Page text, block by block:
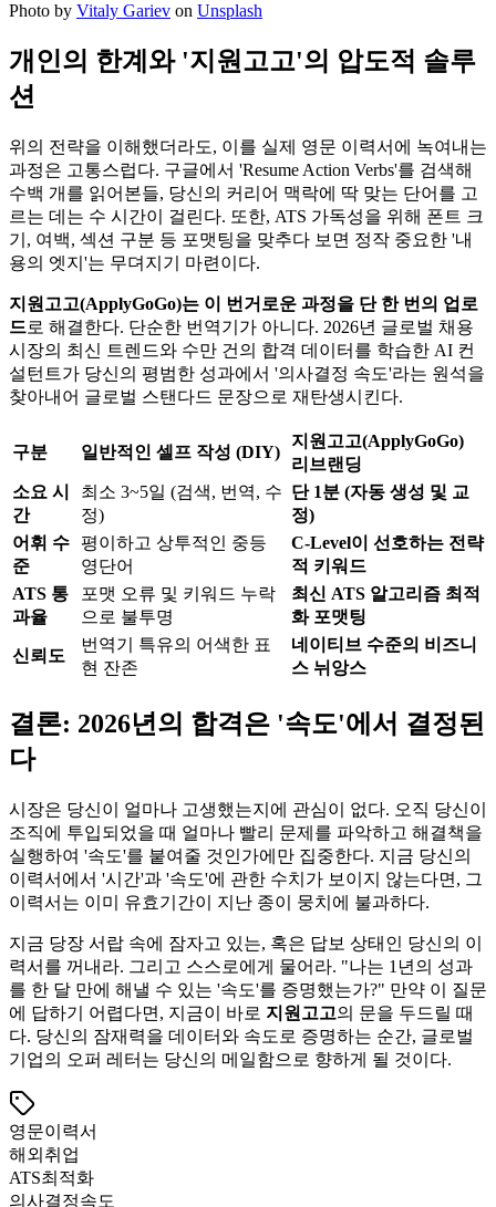
Photo by Vitaly Gariev on Unsplash
개인의 한계와 '지원고고'의 압도적 솔루
션
위의 전략을 이해했더라도, 이를 실제 영문 이력서에 녹여내는
과정은 고통스럽다. 구글에서 'Resume Action Verbs'를 검색해
수백 개를 읽어본들, 당신의 커리어 맥락에 딱 맞는 단어를 고
르는 데는 수 시간이 걸린다. 또한, ATS 가독성을 위해 폰트 크
기, 여백, 섹션 구분 등 포맷팅을 맞추다 보면 정작 중요한 '내
용의 엣지'는 무뎌지기 마련이다.
지원고고(ApplyGoGo)는 이 번거로운 과정을 ​ 단 한 번의 업로
드로 해결한다. 단순한 번역기가 아니다. 2026년 글로벌 채용
시장의 최신 트렌드와 수만 건의 합격 데이터를 학습한 AI 컨
설턴트가 당신의 평범한 성과에서 '의사결정 속도'라는 원석을
찾아내어 글로벌 스탠다드 문장으로 재탄생시킨다.
구분 일반적인 셀프 작성 (DIY)
지원고고(ApplyGoGo)
리브랜딩
소요 시
간
최소 3~5일 (검색, 번역, 수
정)
단 1분 (자동 생성 및 교
정)
어휘 수
준
평이하고 상투적인 중등
영단어
C-Level이 선호하는 전략
적 키워드
ATS 통
과율
포맷 오류 및 키워드 누락
으로 불투명
최신 ATS 알고리즘 최적
화 포맷팅
신뢰도
번역기 특유의 어색한 표
현 잔존
네이티브 수준의 비즈니
스 뉘앙스
결론: 2026년의 합격은 '속도'에서 결정된
다
시장은 당신이 얼마나 고생했는지에 관심이 없다. 오직 당신이
조직에 투입되었을 때 얼마나 빨리 문제를 파악하고 해결책을
실행하여 '속도'를 붙여줄 것인가에만 집중한다. 지금 당신의
이력서에서 '시간'과 '속도'에 관한 수치가 보이지 않는다면, 그
이력서는 이미 유효기간이 지난 종이 뭉치에 불과하다.
지금 당장 서랍 속에 잠자고 있는, 혹은 답보 상태인 당신의 이
력서를 꺼내라. 그리고 스스로에게 물어라. "나는 1년의 성과
를 한 달 만에 해낼 수 있는 '속도'를 증명했는가?" 만약 이 질문
에 답하기 어렵다면, 지금이 바로 ​ 지원고고의 문을 두드릴 때
다. 당신의 잠재력을 데이터와 속도로 증명하는 순간, 글로벌
기업의 오퍼 레터는 당신의 메일함으로 향하게 될 것이다.
영문이력서
해외취업
ATS최적화
의사결정속도